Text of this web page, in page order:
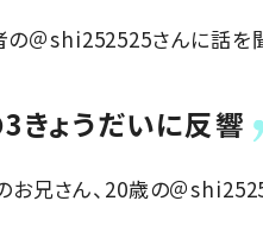
＠shi252525さんに話を
きょうだいに反響
兄さん、20歳の＠